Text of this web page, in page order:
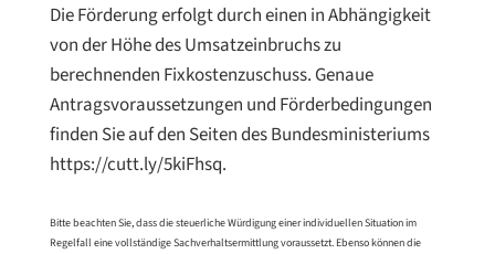
Die Förderung erfolgt durch einen in Abhängigkeit
von der Höhe des Umsatzeinbruchs zu
berechnenden Fixkostenzuschuss. Genaue
Antragsvoraussetzungen und Förderbedingungen
finden Sie auf den Seiten des Bundesministeriums
https://cutt.ly/5kiFhsq.
Bitte beachten Sie, dass die steuerliche Würdigung einer individuellen Situation im
Regelfall eine vollständige Sachverhaltsermittlung voraussetzt. Ebenso können die